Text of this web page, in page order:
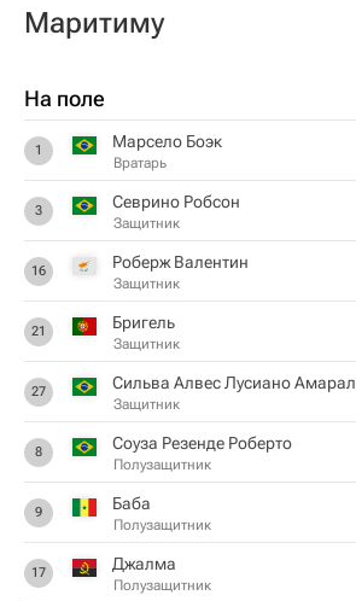
Маритиму
На поле
1 Марсело Боэк
Вратарь
3 Севрино Робсон
Защитник
16 Роберж Валентин
Защитник
21 Бpигель
Защитник
27 Сильва Алвес Лусиано Амарал
Защитник
8 Соуза Резенде Роберто
Полузащитник
9 Баба
Полузащитник
17 Джалма
Полузащитник